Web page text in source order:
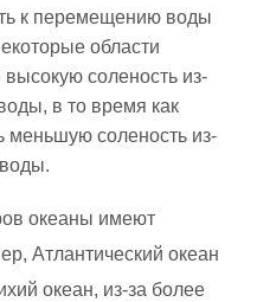
к перемещению воды
области
соленость из-
в то время как
меньшую соленость из-
океаны имеют
Атлантический океан
океан, из-за более